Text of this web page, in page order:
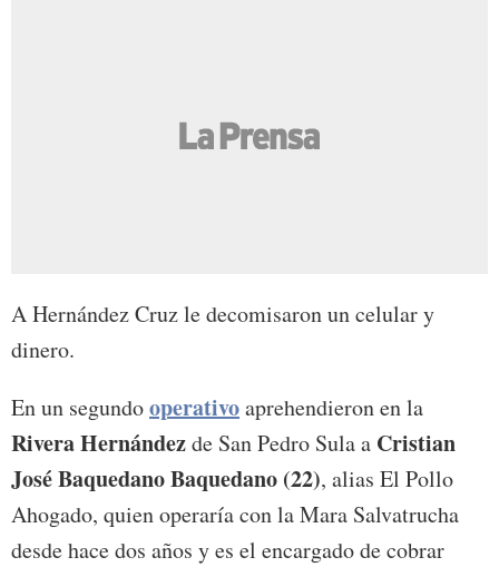
A Hernández Cruz le decomisaron un celular y
dinero.
En un segundooperativoaprehendieron en la
Rivera Hernándezde San Pedro Sula a Cristian
José Baquedano Baquedano (22), alias El Pollo
Ahogado, quien operaría con la Mara Salvatrucha
desde hace dos años y es el encargado de cobrar